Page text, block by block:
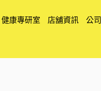
健康專研室 店舖資訊 公